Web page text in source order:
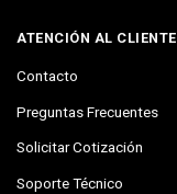
ATENCIÓN AL CLIENTE
Contacto
Preguntas Frecuentes
Solicitar Cotización
Soporte Técnico